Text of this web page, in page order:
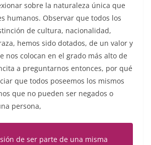
sobre la naturaleza única que
humanos. Observar que todos los
de cultura, nacionalidad,
hemos sido dotados, de un valor y
nos colocan en el grado más alto de
a preguntarnos entonces, por qué
que todos poseemos los mismos
que no pueden ser negados o
persona,
de ser parte de una misma